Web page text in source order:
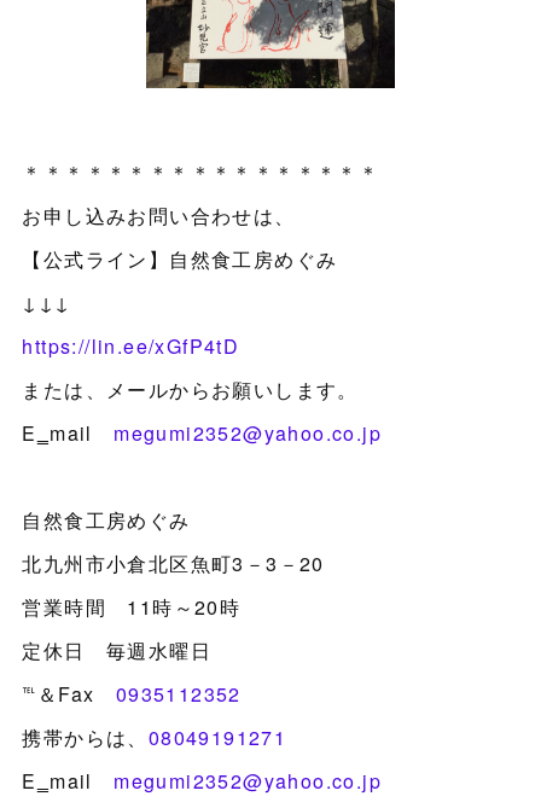
＊＊＊＊＊＊＊＊＊＊＊＊＊＊＊＊＊
お申し込みお問い合わせは、
【公式ライン】自然食工房めぐみ
↓↓↓
https://lin.ee/xGfP4tD
または、メールからお願いします。
E‗mail megumi2352@yahoo.co.jp
自然食工房めぐみ
北九州市小倉北区魚町3－3－20
営業時間 11時～20時
定休日 毎週水曜日
℡＆Fax 0935112352
携帯からは、 08049191271
E‗mail megumi2352@yahoo.co.jp